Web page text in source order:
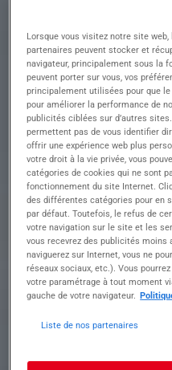
quotidien
• Identifier et
assurer une réparation
• Effectuer des
préventive et
production
• Collaborer avec les
optimiser les
• Promouvoir une
anticipant les besoins
des améliorations
• Contribuer à un
sécurisé en respectant
en proposant des
Profil
Formation et
Lorsque vous visitez notre site
partenaires peuvent stocker et
navigateur, principalement sous la
peuvent porter sur vous, vos
principalement utilisées pour que
pour améliorer la performance de
publicités ciblées sur d’autres
permettent pas de vous identifier
offrir une expérience web plus
votre droit à la vie privée, vous
catégories de cookies qui ne sont
fonctionnement du site Internet.
des différentes catégories pour en
par défaut. Toutefois, le refus de
votre navigation sur le site et les
vous recevrez des publicités moins
naviguerez sur Internet, vous ne
réseaux sociaux, etc.). Vous
votre paramétrage à tout moment
gauche de votre navigateur.
Liste de nos partenaires